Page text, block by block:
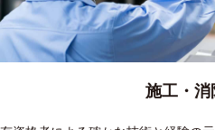
施工・消